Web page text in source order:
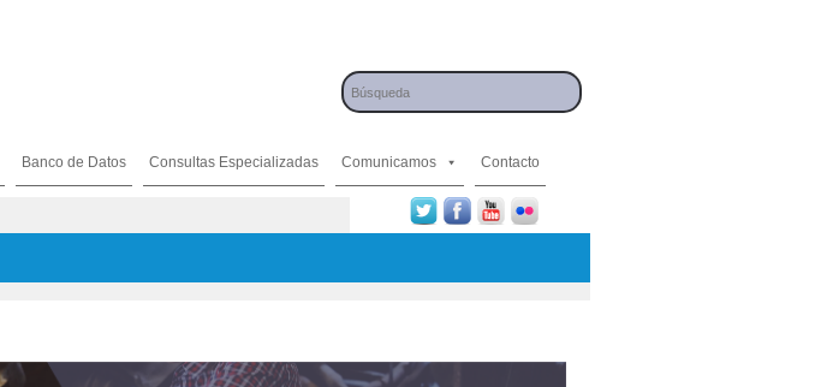
Banco de Datos Consultas Especializadas Comunicamos Contacto